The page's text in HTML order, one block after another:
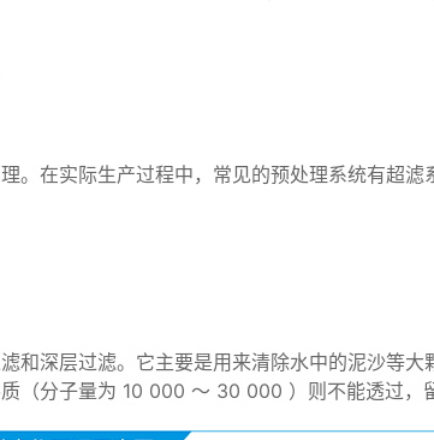
。在实际生产过程中，常见的预处理系统有超
和深层过滤。它主要是用来清除水中的泥沙等
（分子量为 10 000 ～ 30 000 ）则不能透过，